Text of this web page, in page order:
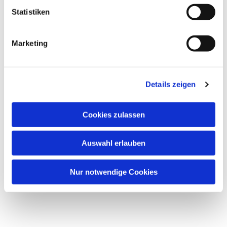
Statistiken
Marketing
Details zeigen
Cookies zulassen
Auswahl erlauben
Nur notwendige Cookies